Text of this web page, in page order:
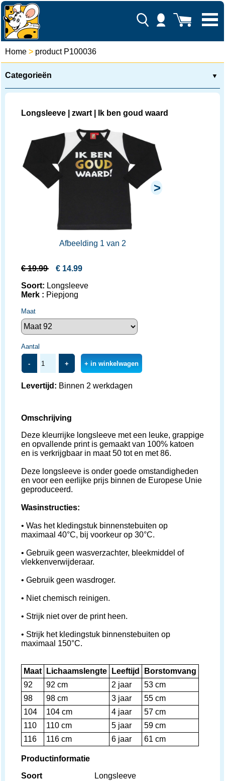
Home > product P100036
Categorieën ▼
Longsleeve | zwart | Ik ben goud waard
>
Afbeelding 1 van 2
€19.99 € 14.99
Soort: Longsleeve
Merk : Piepjong
Maat
Aantal
- + + in winkelwagen
Levertijd: Binnen 2 werkdagen
Omschrijving
Deze kleurrijke longsleeve met een leuke, grappige
en opvallende print is gemaakt van 100% katoen
en is verkrijgbaar in maat 50 tot en met 86.
Deze longsleeve is onder goede omstandigheden
en voor een eerlijke prijs binnen de Europese Unie
geproduceerd.
Wasinstructies:
• Was het kledingstuk binnenstebuiten op
maximaal 40°C, bij voorkeur op 30°C.
• Gebruik geen wasverzachter, bleekmiddel of
vlekkenverwijderaar.
• Gebruik geen wasdroger.
• Niet chemisch reinigen.
• Strijk niet over de print heen.
• Strijk het kledingstuk binnenstebuiten op
maximaal 150°C.
Maat Lichaamslengte Leeftijd
Borstomvang
92
92 cm 2 jaar
53 cm
98
98 cm 3 jaar
55 cm
104
104 cm 4 jaar
57 cm
110
110 cm 5 jaar
59 cm
116
116 cm 6 jaar 61 cm
Productinformatie
Soort
Longsleeve